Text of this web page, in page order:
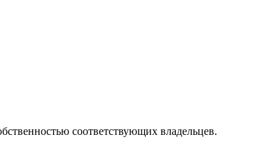
соответствующих владельцев.